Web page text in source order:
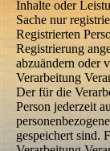
Inhalte oder
Sache nur
Registrierten
Registrierung
abzuändern oder
Verarbeitung
Der für die
Person jederzeit
gespeichert sind.